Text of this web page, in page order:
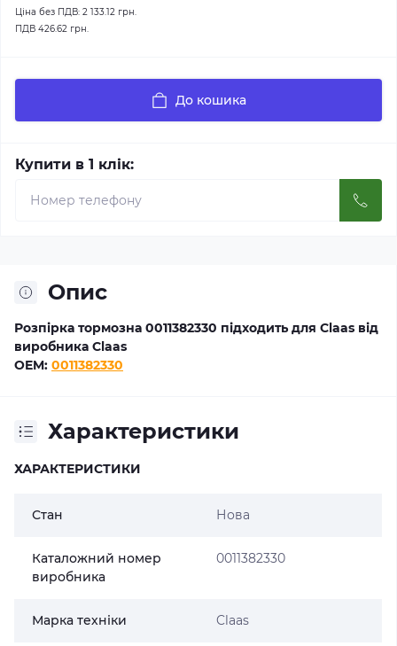
Ціна без ПДВ: 2 133.12 грн.
ПДВ 426.62 грн.
До кошика
Купити в 1 клік:
Опис
Розпірка тормозна 0011382330 підходить для Claas від
виробника Claas
OEM: 0011382330
Характеристики
ХАРАКТЕРИСТИКИ
Стан Нова
Каталожний номер
виробника
0011382330
Марка техніки Claas